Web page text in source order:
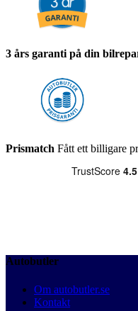
3 års garanti på din
Prismatch Fått ett billigare
Autobutler
Om autobutler.se
Kontakt